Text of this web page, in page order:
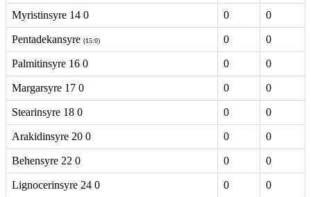
Myristinsyre 14 0 0 0
Pentadekansyre (15:0) 0 0
Palmitinsyre 16 0 0 0
Margarsyre 17 0 0 0
Stearinsyre 18 0 0 0
Arakidinsyre 20 0 0 0
Behensyre 22 0 0 0
Lignocerinsyre 24 0 0 0